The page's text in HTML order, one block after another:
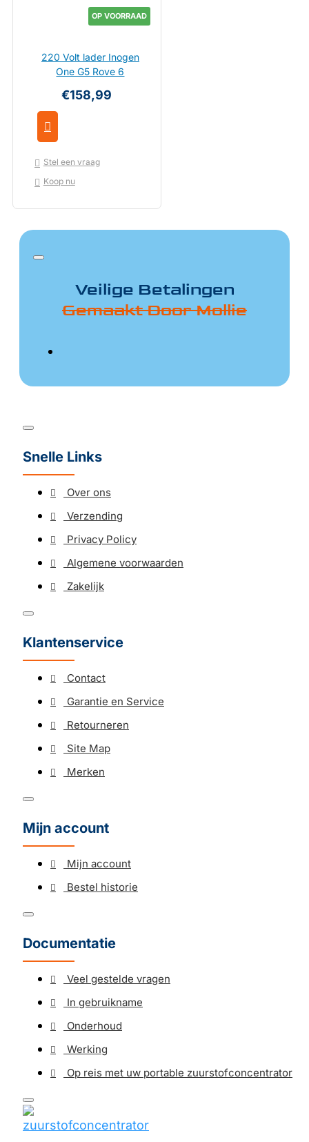
OP VOORRAAD
220 Volt lader Inogen
One G5 Rove 6
€158,99
Stel een vraag
Koop nu
Veilige Betalingen
Gemaakt Door Mollie
Snelle Links
Over ons
Verzending
Privacy Policy
Algemene voorwaarden
Zakelijk
Klantenservice
Contact
Garantie en Service
Retourneren
Site Map
Merken
Mijn account
Mijn account
Bestel historie
Documentatie
Veel gestelde vragen
In gebruikname
Onderhoud
Werking
Op reis met uw portable zuurstofconcentrator